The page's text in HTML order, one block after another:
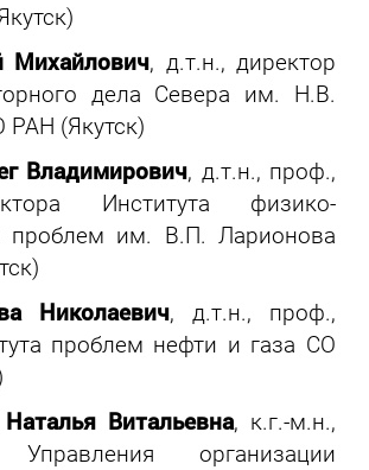
Михайлович, д.т.н., директор
дела Севера им. Н.В.
РАН (Якутск)
Владимирович, д.т.н., проф.,
Института физико-
проблем им. В.П. Ларионова
Николаевич, д.т.н., проф.,
проблем нефти и газа СО
Витальевна, к.г.-м.н.,
Управления организации